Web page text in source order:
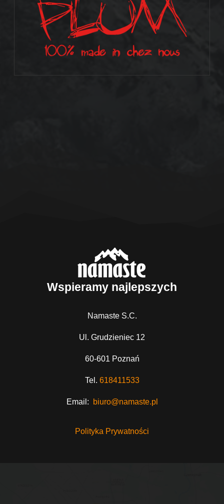
Wspieramy najlepszych
Namaste S.C.
Ul. Grudzieniec 12
60-601 Poznań
Tel. 618411533
Email: biuro@namaste.pl
Polityka Prywatności